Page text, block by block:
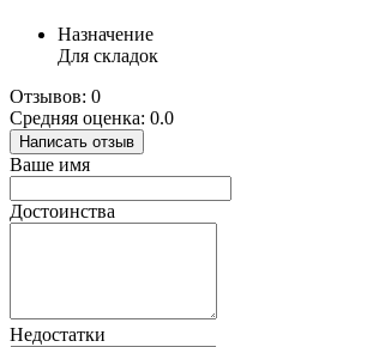
Назначение
Для складок
Отзывов: 0
Средняя оценка: 0.0
Написать отзыв
Ваше имя
Достоинства
Недостатки